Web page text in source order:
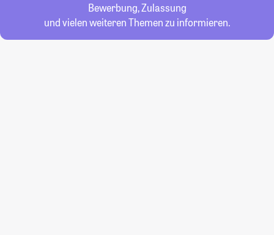
Bewerbung, Zulassung
und vielen weiteren Themen zu informieren.